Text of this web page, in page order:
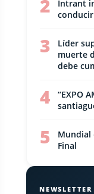
2
Intrant
3
Líder
muerte
debe
4
“EXPO
5
Mundial
Final
NEWSLETTER